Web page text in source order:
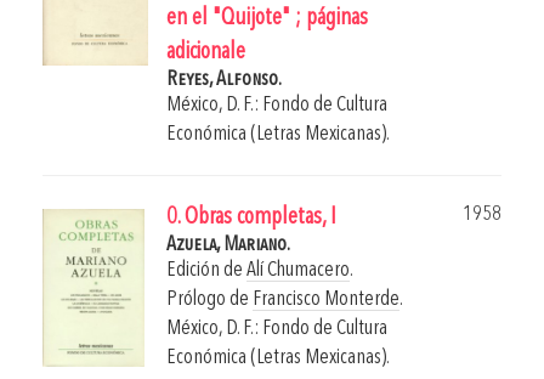
en el "Quijote" ; páginas
adicionale
Reyes, Alfonso.
México, D. F.: Fondo de Cultura
Económica (Letras Mexicanas).
0. Obras completas, I
1958
Azuela, Mariano.
Edición de Alí Chumacero.
Prólogo de Francisco Monterde.
México, D. F.: Fondo de Cultura
Económica (Letras Mexicanas).